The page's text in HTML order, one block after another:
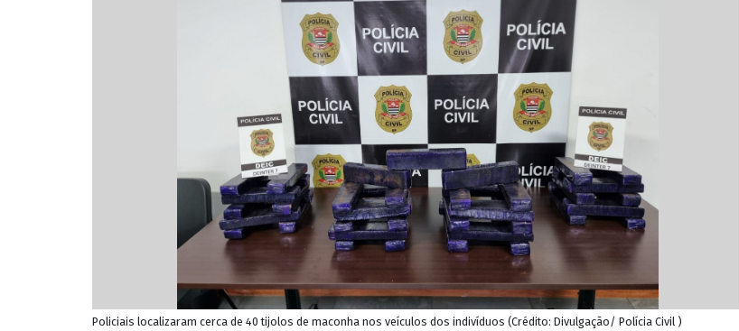
Policiais localizaram cerca de 40 tijolos de maconha nos veículos dos indivíduos (Crédito: Divulgação/ Polícia Civil )